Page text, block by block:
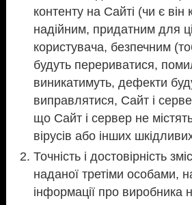
контенту на Сайті (чи є він
надійним, придатним для
користувача, безпечним
будуть перериватися,
виникатимуть, дефекти
виправлятися, Сайт і
що Сайт і сервер не
вірусів або інших
Точність і достовірність
наданої третіми особами,
інформації про виробника